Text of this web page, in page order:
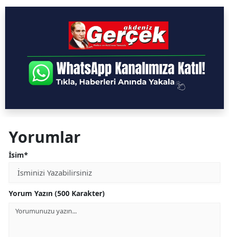
Yorumlar
İsim*
Yorum Yazın (500 Karakter)